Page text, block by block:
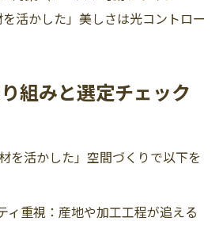
活かした」美しさは光コントロー
組みと選定チェック
を活かした」空間づくりで以下を
ィ重視：産地や加工工程が追える